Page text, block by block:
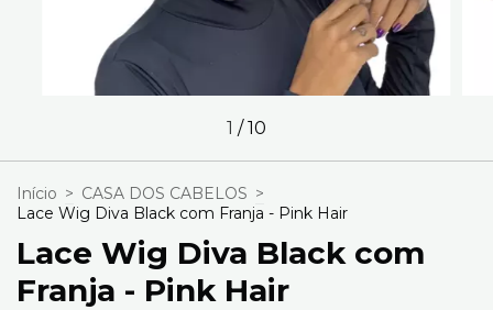
1 /10
Início > CASA DOS CABELOS >
Lace Wig Diva Black com Franja - Pink Hair
Lace Wig Diva Black com
Franja - Pink Hair